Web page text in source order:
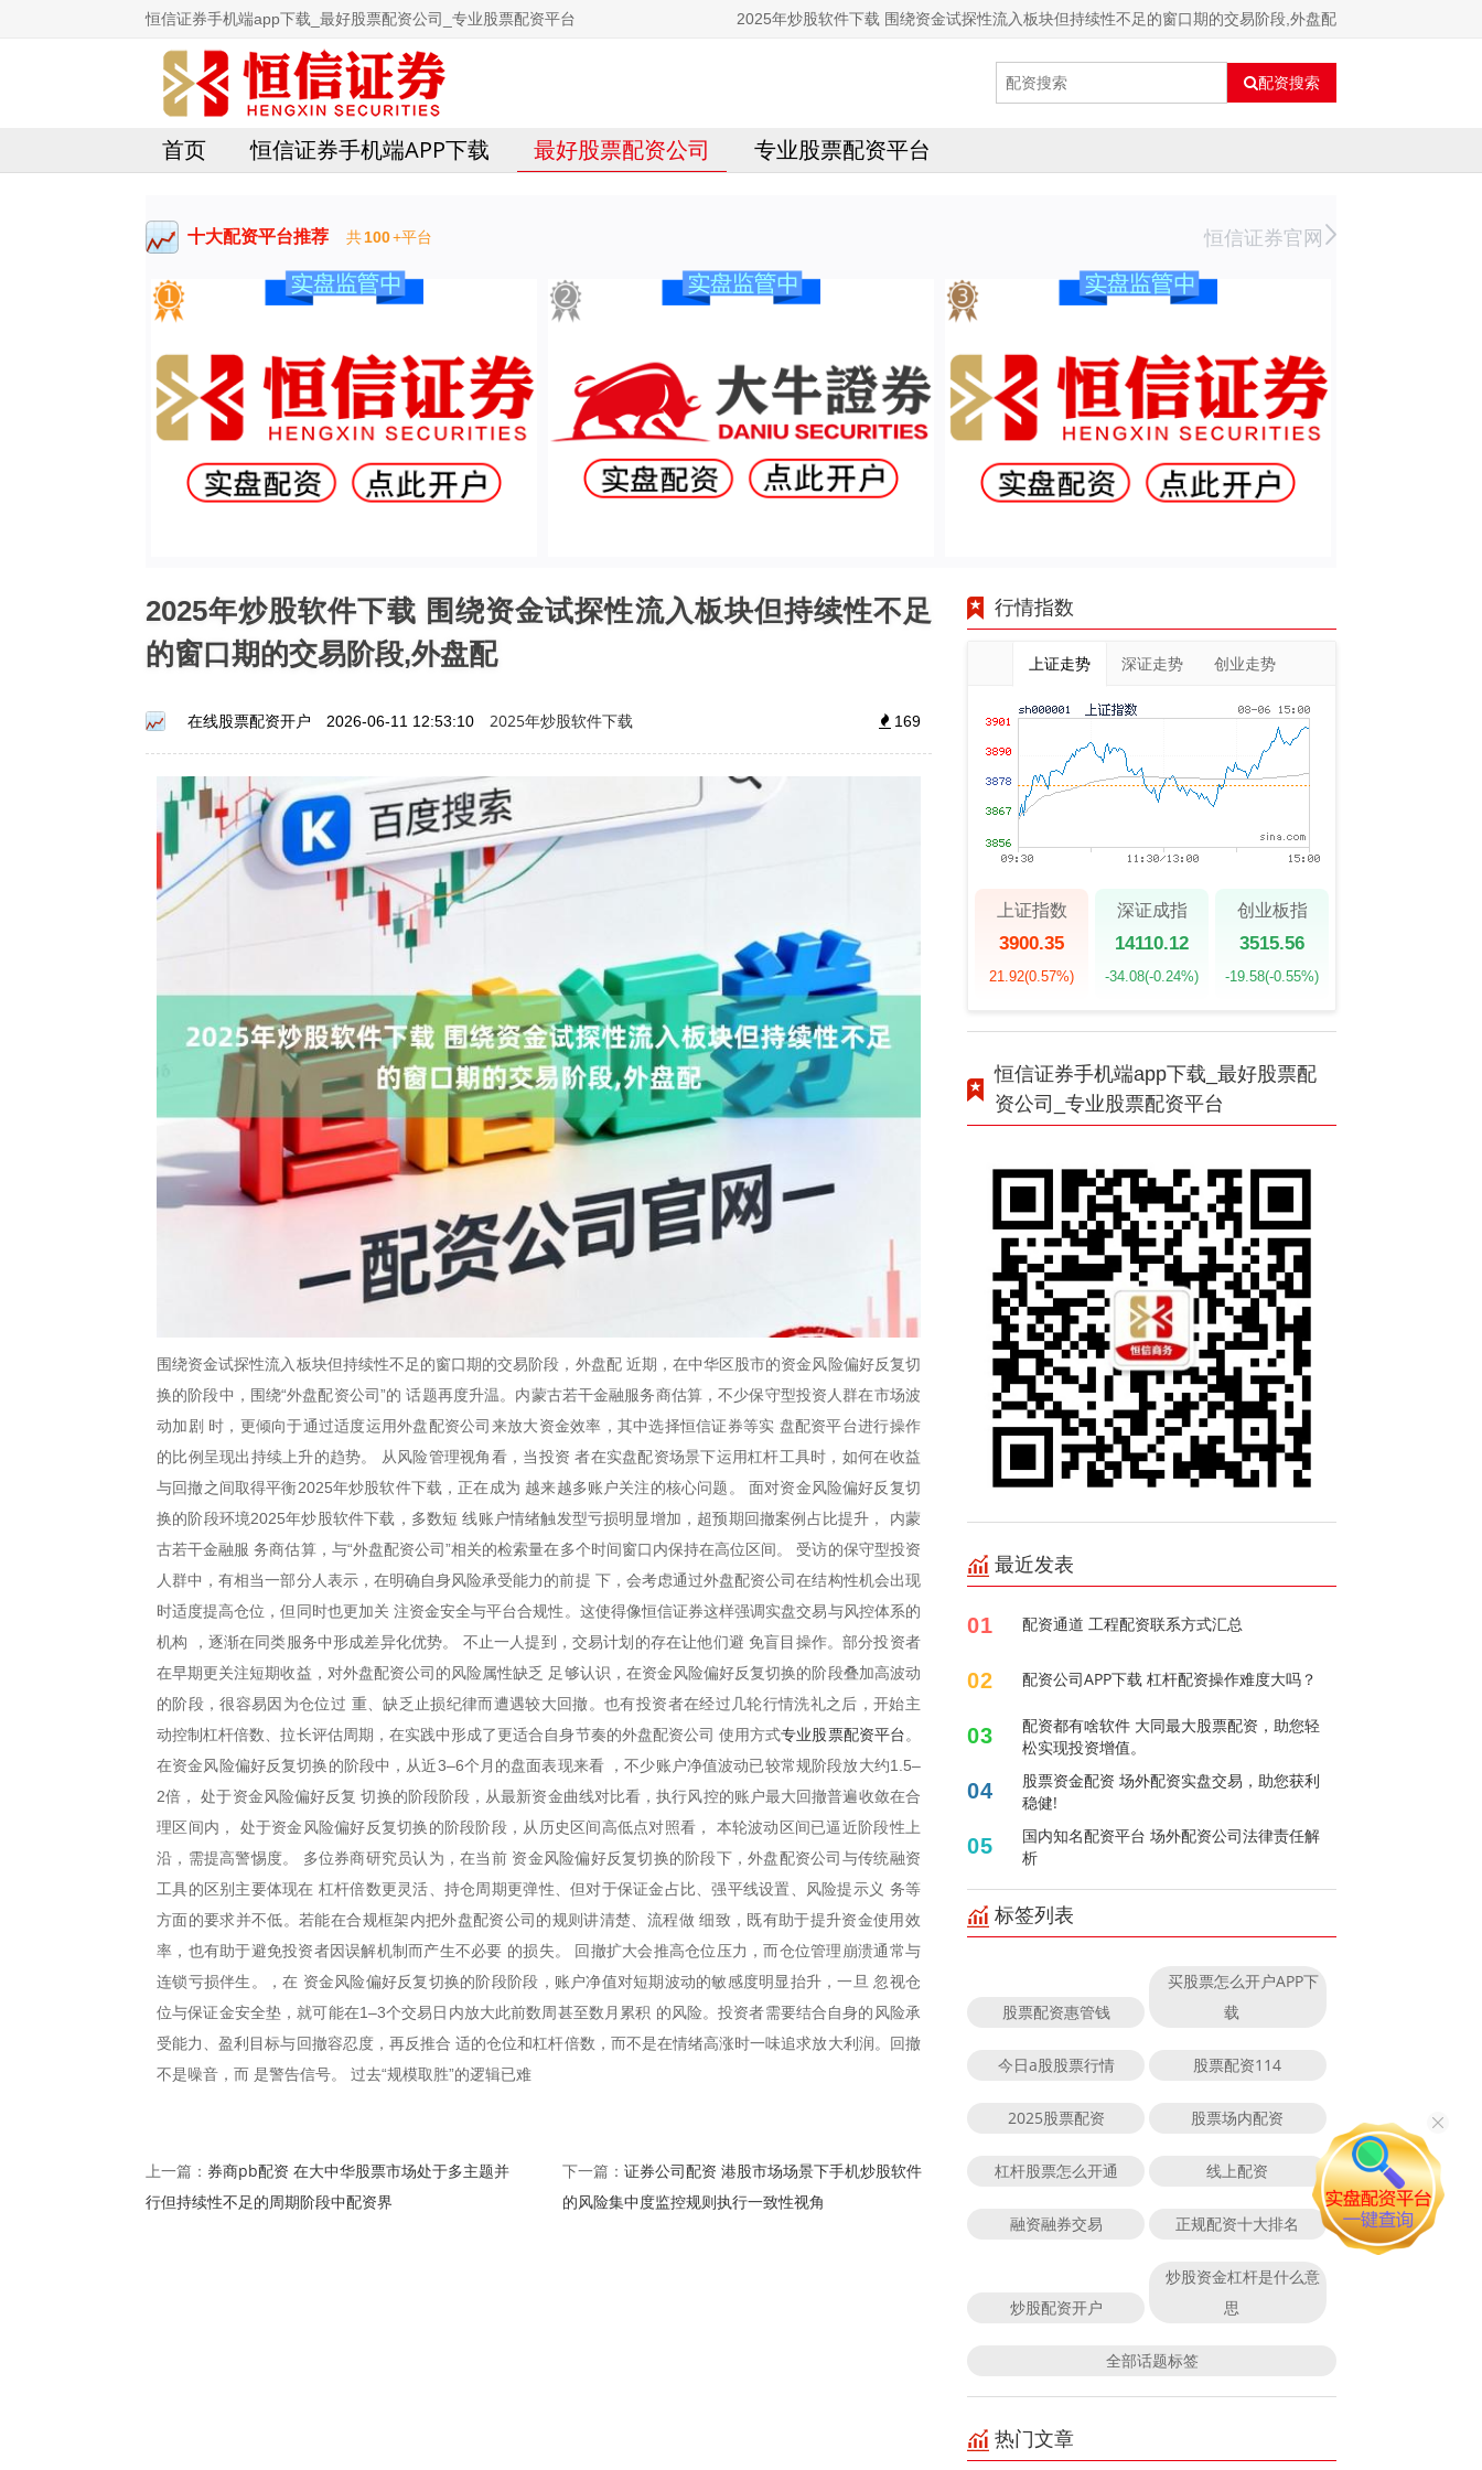
恒信证券手机端app下载_最好股票配资公司_专业股票配资平台 2025年炒股软件下载 围绕资金试探性流入板块但持续性不足的窗口期的交易阶段,外盘配
配资搜索
首页 恒信证券手机端APP下载 最好股票配资公司 专业股票配资平台
十大配资平台推荐 共100+平台 恒信证券官网
2025年炒股软件下载 围绕资金试探性流入板块但持续性不足
的窗口期的交易阶段,外盘配
在线股票配资开户 2026-06-11 12:53:10 2025年炒股软件下载 169
围绕资金试探性流入板块但持续性不足的窗口期的交易阶段，外盘配 近期，在中华区股市的资金风险偏好反复切
换的阶段中，围绕“外盘配资公司”的 话题再度升温。内蒙古若干金融服务商估算，不少保守型投资人群在市场波
动加剧 时，更倾向于通过适度运用外盘配资公司来放大资金效率，其中选择恒信证券等实 盘配资平台进行操作
的比例呈现出持续上升的趋势。 从风险管理视角看，当投资 者在实盘配资场景下运用杠杆工具时，如何在收益
与回撤之间取得平衡2025年炒股软件下载，正在成为 越来越多账户关注的核心问题。 面对资金风险偏好反复切
换的阶段环境2025年炒股软件下载，多数短 线账户情绪触发型亏损明显增加，超预期回撤案例占比提升， 内蒙
古若干金融服 务商估算，与“外盘配资公司”相关的检索量在多个时间窗口内保持在高位区间。 受访的保守型投资
人群中，有相当一部分人表示，在明确自身风险承受能力的前提 下，会考虑通过外盘配资公司在结构性机会出现
时适度提高仓位，但同时也更加关 注资金安全与平台合规性。这使得像恒信证券这样强调实盘交易与风控体系的
机构 ，逐渐在同类服务中形成差异化优势。 不止一人提到，交易计划的存在让他们避 免盲目操作。部分投资者
在早期更关注短期收益，对外盘配资公司的风险属性缺乏 足够认识，在资金风险偏好反复切换的阶段叠加高波动
的阶段，很容易因为仓位过 重、缺乏止损纪律而遭遇较大回撤。也有投资者在经过几轮行情洗礼之后，开始主
动控制杠杆倍数、拉长评估周期，在实践中形成了更适合自身节奏的外盘配资公司 使用方式专业股票配资平台。
在资金风险偏好反复切换的阶段中，从近3–6个月的盘面表现来看 ，不少账户净值波动已较常规阶段放大约1.5–
2倍， 处于资金风险偏好反复 切换的阶段阶段，从最新资金曲线对比看，执行风控的账户最大回撤普遍收敛在合
理区间内， 处于资金风险偏好反复切换的阶段阶段，从历史区间高低点对照看， 本轮波动区间已逼近阶段性上
沿，需提高警惕度。 多位券商研究员认为，在当前 资金风险偏好反复切换的阶段下，外盘配资公司与传统融资
工具的区别主要体现在 杠杆倍数更灵活、持仓周期更弹性、但对于保证金占比、强平线设置、风险提示义 务等
方面的要求并不低。若能在合规框架内把外盘配资公司的规则讲清楚、流程做 细致，既有助于提升资金使用效
率，也有助于避免投资者因误解机制而产生不必要 的损失。 回撤扩大会推高仓位压力，而仓位管理崩溃通常与
连锁亏损伴生。，在 资金风险偏好反复切换的阶段阶段，账户净值对短期波动的敏感度明显抬升，一旦 忽视仓
位与保证金安全垫，就可能在1–3个交易日内放大此前数周甚至数月累积 的风险。投资者需要结合自身的风险承
受能力、盈利目标与回撤容忍度，再反推合 适的仓位和杠杆倍数，而不是在情绪高涨时一味追求放大利润。回撤
不是噪音，而 是警告信号。 过去“规模取胜”的逻辑已难
上一篇： 券商pb配资 在大中华股票市场处于多主题并
行但持续性不足的周期阶段中配资界
下一篇： 证券公司配资 港股市场场景下手机炒股软件
的风险集中度监控规则执行一致性视角
行情指数
上证走势 深证走势 创业走势
上证指数
3900.35
21.92(0.57%)
深证成指
14110.12
-34.08(-0.24%)
创业板指
3515.56
-19.58(-0.55%)
恒信证券手机端app下载_最好股票配
资公司_专业股票配资平台
最近发表
01 配资通道 工程配资联系方式汇总
02 配资公司APP下载 杠杆配资操作难度大吗？
03
配资都有啥软件 大同最大股票配资，助您轻
松实现投资增值。
04
股票资金配资 场外配资实盘交易，助您获利
稳健!
05
国内知名配资平台 场外配资公司法律责任解
析
标签列表
股票配资惠管钱
买股票怎么开户APP下
载
今日a股股票行情 股票配资114
2025股票配资 股票场内配资
杠杆股票怎么开通 线上配资
融资融券交易 正规配资十大排名
炒股配资开户
炒股资金杠杆是什么意
思
全部话题标签
热门文章